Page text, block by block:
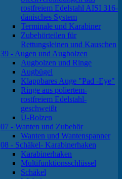
rostfreiem Edelstahl AISI 316-
dänisches System
Terminale und Karabiner
Zubehörteilen für
Rettungsleinen und Kauschen
39 - Augen und Augbolzen
Augbolzen und Ringe
Augbügel
Klappbares Auge "Pad -Eye"
Ringe aus poliertem-
rostfreiem Edelstahl-
geschweißt
U-Bolzen
07 - Wanten und Zubehör
Wanten und Wantenspanner
08 - Schäkel- Karabinerhaken
Karabinerhaken
Multifunktionsschlüssel
Schäkel